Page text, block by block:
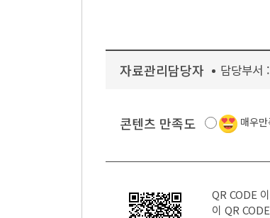
자료관리담당자 담당부서 :
콘텐츠 만족도 매우
QR CODE
이 QR